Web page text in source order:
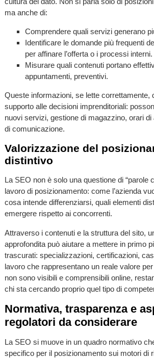
ma anche di:
Comprendere quali servizi generano
Identificare le domande più frequenti
per affinare l’offerta o i processi interni.
Misurare quali contenuti portano
appuntamenti, preventivi.
Queste informazioni, se lette correttamente,
supporto alle decisioni imprenditoriali:
nuovi servizi, gestione di magazzino, orari
di comunicazione.
Valorizzazione del
distintivo
La SEO non è solo una questione di “parole
lavoro di posizionamento: come l’azienda
cosa intende differenziarsi, quali elementi
emergere rispetto ai concorrenti.
Attraverso i contenuti e la struttura del sito,
approfondita può aiutare a mettere in primo
trascurati: specializzazioni, certificazioni,
lavoro che rappresentano un reale valore
non sono visibili e comprensibili online,
chi sta cercando proprio quel tipo di
Normativa, trasparenza e
regolatori da considerare
La SEO si muove in un quadro normativo
specifico per il posizionamento sui motori di